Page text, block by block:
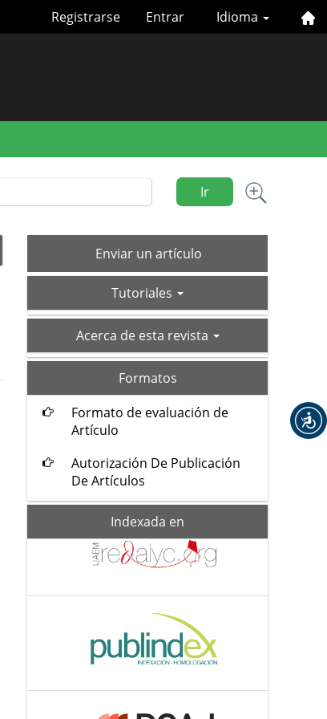
Idioma
Registrarse Entrar
Ir
Enviar
un
Enviar un artículo
Tutoriales
acerca-Acerca de esta revista
Formatos
Formato de evaluación de
Artículo
Autorización De Publicación
De Artículos
Indexada en